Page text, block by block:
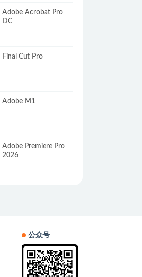
Adobe Acrobat Pro
DC
Final Cut Pro
Adobe M1
Adobe Premiere Pro
2026
公众号